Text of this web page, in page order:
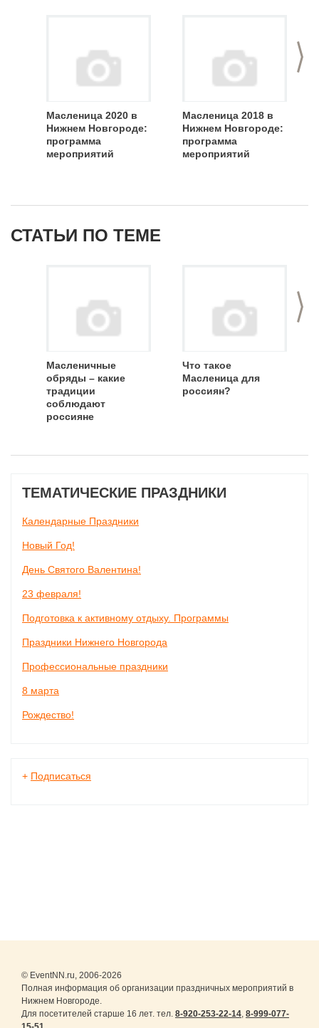
>
Масленица 2020 в
Нижнем Новгороде:
программа
мероприятий
Масленица 2018 в
Нижнем Новгороде:
программа
мероприятий
СТАТЬИ ПО ТЕМЕ
>
Масленичные
обряды – какие
традиции
соблюдают
россияне
Что такое
Масленица для
россиян?
ТЕМАТИЧЕСКИЕ ПРАЗДНИКИ
Календарные Праздники
Новый Год!
День Святого Валентина!
23 февраля!
Подготовка к активному отдыху. Программы
Праздники Нижнего Новгорода
Профессиональные праздники
8 марта
Рождество!
+ Подписаться
© EventNN.ru, 2006-2026
Полная информация об организации праздничных мероприятий в
Нижнем Новгороде.
Для посетителей старше 16 лет. тел. 8-920-253-22-14, 8-999-077-